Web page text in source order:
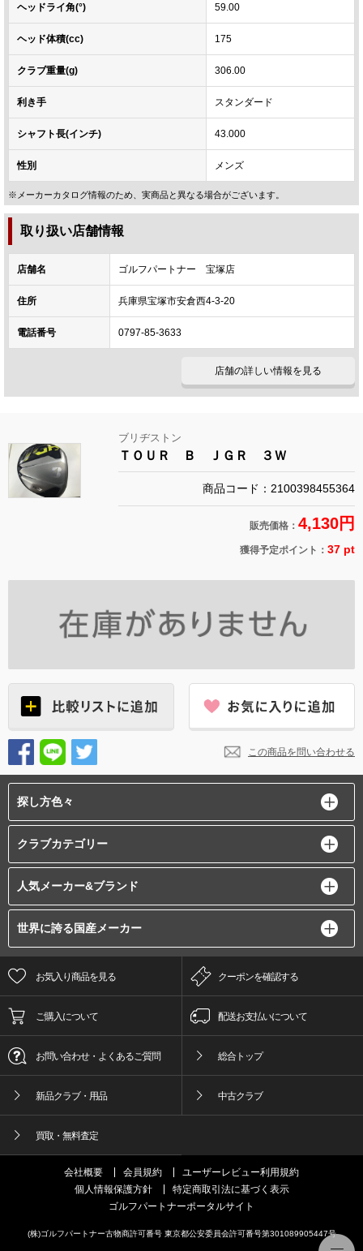
ヘッドライ角(°) 59.00
ヘッド体積(cc) 175
クラブ重量(g) 306.00
利き手 スタンダード
シャフト長(インチ) 43.000
性別 メンズ
※メーカーカタログ情報のため、実商品と異なる場合がございます。
取り扱い店舗情報
店舗名 ゴルフパートナー 宝塚店
住所 兵庫県宝塚市安倉西4-3-20
電話番号 0797-85-3633
店舗の詳しい情報を見る
ブリヂストン
ＴＯＵＲ Ｂ ＪＧＲ ３Ｗ
商品コード：2100398455364
販売価格： 4,130円
獲得予定ポイント： 37 pt
この商品を問い合わせる
探し方色々
クラブカテゴリー
人気メーカー&ブランド
世界に誇る国産メーカー
お気入り商品を見る クーポンを確認する
ご購入について 配送お支払いについて
お問い合わせ・よくあるご質問 総合トップ
新品クラブ・用品 中古クラブ
買取・無料査定
会社概要 会員規約
ユーザーレビュー利用規約
個人情報保護方針
特定商取引法に基づく表示
ゴルフパートナーポータルサイト
(株)ゴルフパートナー古物商許可番号 東京都公安委員会許可番号第301089905447号